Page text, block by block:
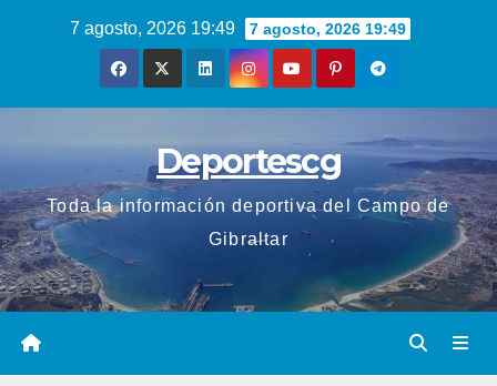
7 agosto, 2026 19:49 7 agosto, 2026 19:49
Deportescg
Toda la información deportiva del Campo de
Gibraltar